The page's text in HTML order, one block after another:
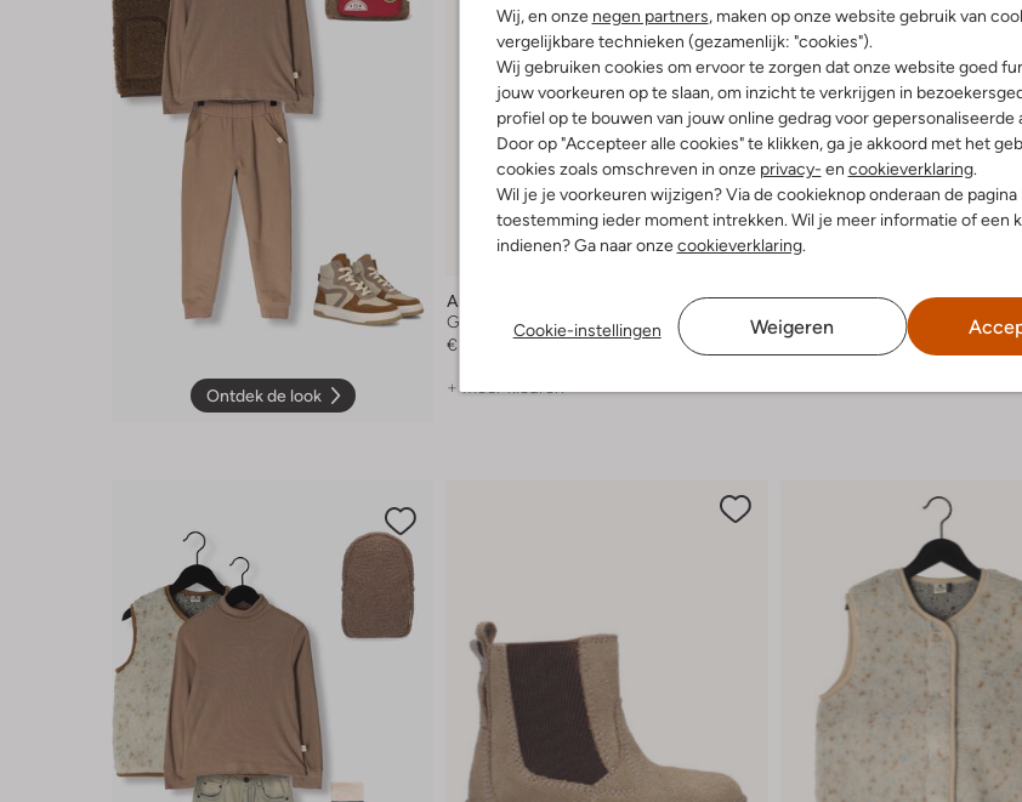
Wij, en onze negen partners, maken op onze website gebruik van
vergelijkbare technieken (gezamenlijk: "cookies").
Wij gebruiken cookies om ervoor te zorgen dat onze website goed
jouw voorkeuren op te slaan, om inzicht te verkrijgen in
profiel op te bouwen van jouw online gedrag voor gepersonaliseerde
Door op "Accepteer alle cookies" te klikken, ga je akkoord met het
cookies zoals omschreven in onze privacy- en cookieverklaring.
Wil je je voorkeuren wijzigen? Via de cookieknop onderaan de
toestemming ieder moment intrekken. Wil je meer informatie of een
indienen? Ga naar onzecookieverklaring.
Cookie-instellingen Weigeren
Ontdek de look
Alwero
Gilet
€ 79,99
+ meer kleuren
-50%
Ton & Ton
Joggingbroek
€ 44,99
€ 21,99